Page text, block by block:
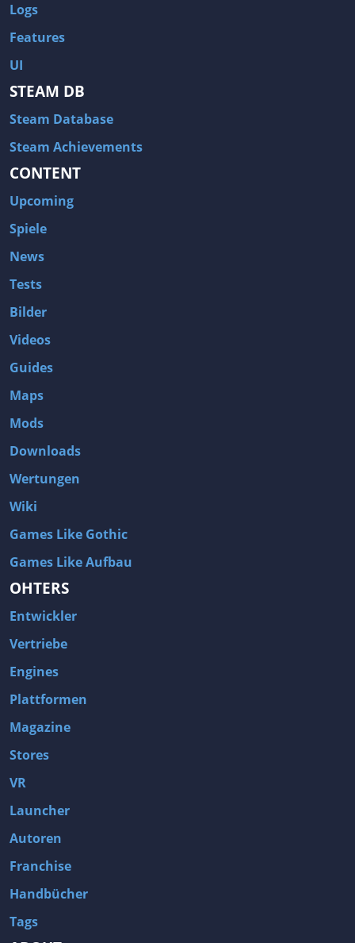
Logs
Features
UI
STEAM DB
Steam Database
Steam Achievements
CONTENT
Upcoming
Spiele
News
Tests
Bilder
Videos
Guides
Maps
Mods
Downloads
Wertungen
Wiki
Games Like Gothic
Games Like Aufbau
OHTERS
Entwickler
Vertriebe
Engines
Plattformen
Magazine
Stores
VR
Launcher
Autoren
Franchise
Handbücher
Tags